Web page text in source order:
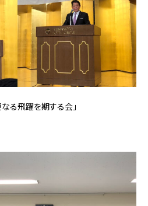
る飛躍を期する会」